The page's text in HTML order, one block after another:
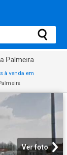
Palmeira
à venda em
Ver foto